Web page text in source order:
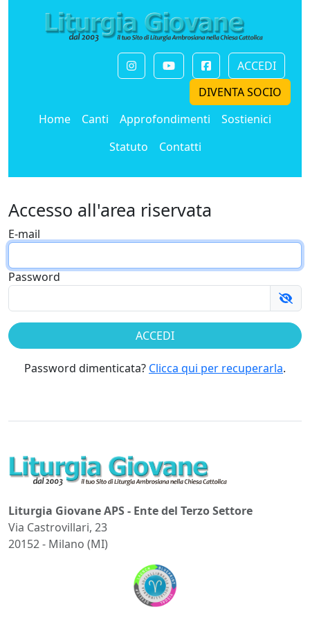
ACCEDI
DIVENTA SOCIO
Home
Canti Approfondimenti
Sostienici
Statuto
Contatti
Accesso all'area riservata
E-mail
Password
Password dimenticata? Clicca qui per recuperarla.
Liturgia Giovane APS - Ente del Terzo Settore
Via Castrovillari, 23
20152 - Milano (MI)